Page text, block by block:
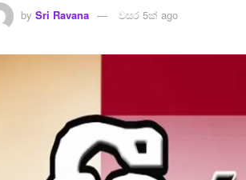
by Sri Ravana වසර 5ක් ago